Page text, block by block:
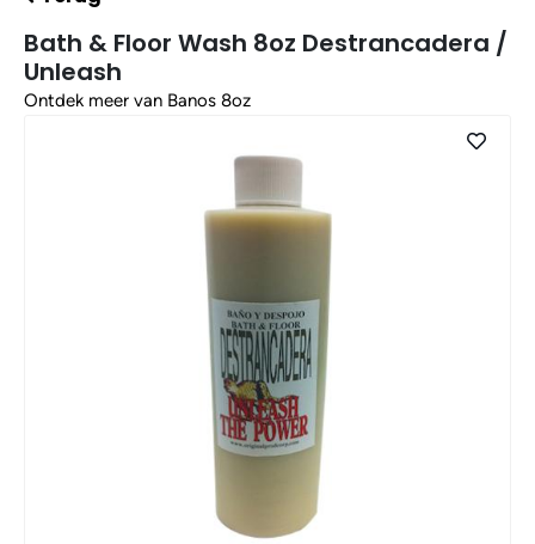
Bath & Floor Wash 8oz Destrancadera /
Unleash
Ontdek meer van Banos 8oz